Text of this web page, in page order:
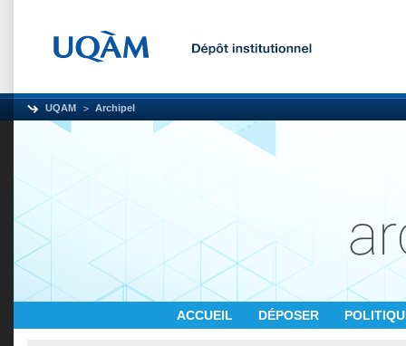
UQAM Archipel
ACCUEIL DÉPOSER